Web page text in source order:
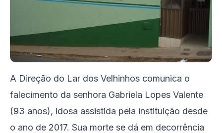
A Direção do Lar dos Velhinhos comunica o
falecimento da senhora Gabriela Lopes Valente
(93 anos), idosa assistida pela instituição desde
o ano de 2017. Sua morte se dá em decorrência